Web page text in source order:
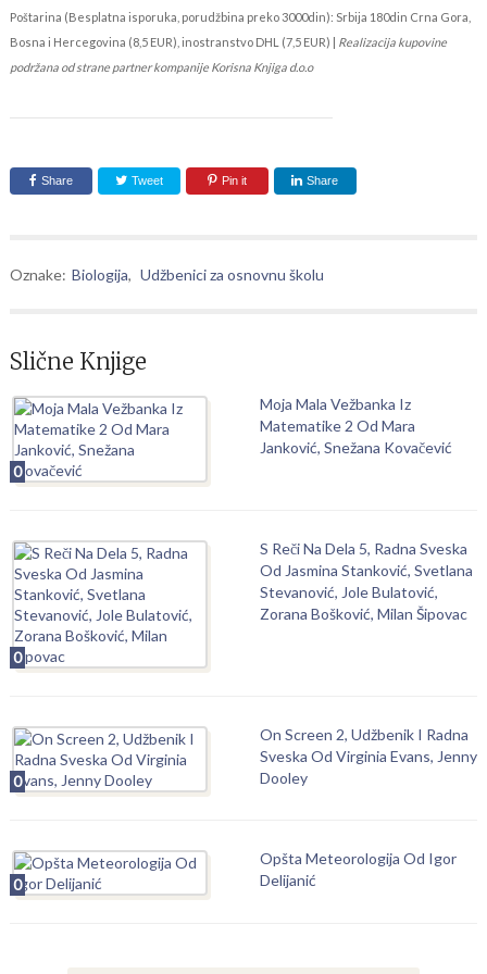
Poštarina (Besplatna isporuka, porudžbina preko 3000din): Srbija 180din Crna Gora,
Bosna i Hercegovina (8,5 EUR), inostranstvo DHL (7,5 EUR) | Realizacija kupovine
podržana od strane partner kompanije Korisna Knjiga d.o.o
Share Tweet Pin it Share
Oznake: Biologija, Udžbenici za osnovnu školu
Slične Knjige
0
Moja Mala Vežbanka Iz
Matematike 2 Od Mara
Janković, Snežana Kovačević
0
S Reči Na Dela 5, Radna Sveska
Od Jasmina Stanković, Svetlana
Stevanović, Jole Bulatović,
Zorana Bošković, Milan Šipovac
0
On Screen 2, Udžbenik I Radna
Sveska Od Virginia Evans, Jenny
Dooley
0
Opšta Meteorologija Od Igor
Delijanić